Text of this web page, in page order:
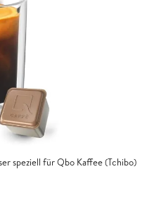
speziell für Qbo Kaffee (Tchibo)